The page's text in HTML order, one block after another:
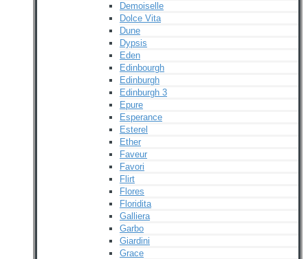
Demoiselle
Dolce Vita
Dune
Dypsis
Eden
Edinbourgh
Edinburgh
Edinburgh 3
Epure
Esperance
Esterel
Ether
Faveur
Favori
Flirt
Flores
Floridita
Galliera
Garbo
Giardini
Grace